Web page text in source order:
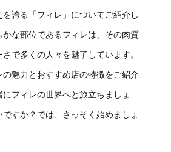
を誇る「フィレ」についてご紹介し
かな部位であるフィレは、その肉質
で多くの人々を魅了しています。
魅力とおすすめ店の特徴をご紹介
にフィレの世界へと旅立ちましょ
すか？では、さっそく始めましょ